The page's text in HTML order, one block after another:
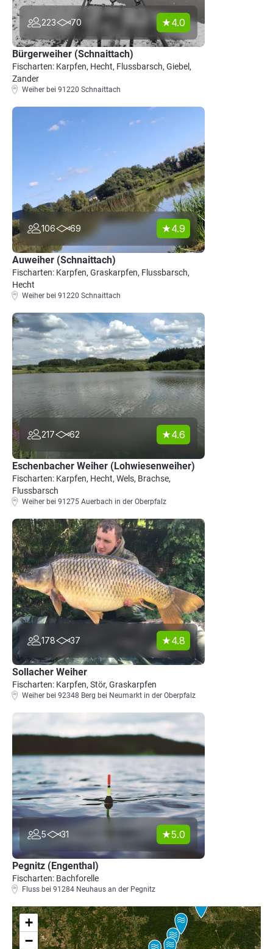
223 70 4.0
Bürgerweiher (Schnaittach)
Fischarten: Karpfen, Hecht, Flussbarsch, Giebel,
Zander
Weiher bei 91220 Schnaittach
106 69 4.9
Auweiher (Schnaittach)
Fischarten: Karpfen, Graskarpfen, Flussbarsch,
Hecht
Weiher bei 91220 Schnaittach
217 62 4.6
Eschenbacher Weiher (Lohwiesenweiher)
Fischarten: Karpfen, Hecht, Wels, Brachse,
Flussbarsch
Weiher bei 91275 Auerbach in der Oberpfalz
178 37 4.8
Sollacher Weiher
Fischarten: Karpfen, Stör, Graskarpfen
Weiher bei 92348 Berg bei Neumarkt in der Oberpfalz
5 31 5.0
Pegnitz (Engenthal)
Fischarten: Bachforelle
Fluss bei 91284 Neuhaus an der Pegnitz
+
−